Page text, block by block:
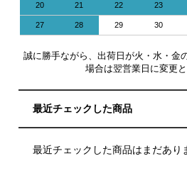
20 21 22 23
27 28 29 30
誠に勝手ながら、出荷日が火・水・
場合は翌営業日に変更と
最近チェックした商品
最近チェックした商品はまだあり